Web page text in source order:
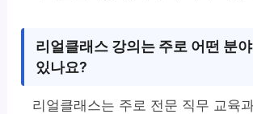
리얼클래스 강의는 주로 어떤 분
있나요?
리얼클래스는 주로 전문 직무 교육